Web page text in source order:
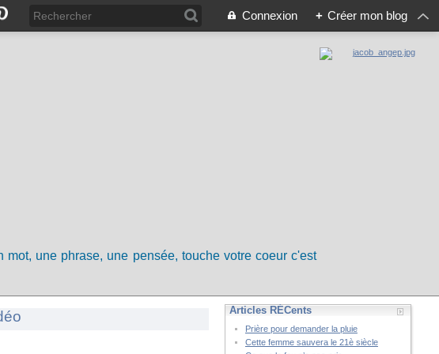
Connexion + Créer mon blog
une phrase, une pensée, touche votre coeur c'est
Articles RÉCents
Prière pour demander la pluie
Cette femme sauvera le 21è siècle